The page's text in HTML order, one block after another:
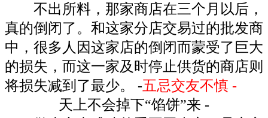
不出所料，那家商店在三个月以后，
真的倒闭了。和这家分店交易过的批发商
中，很多人因这家店的倒闭而蒙受了巨大
的损失，而这一家及时停止供货的商店则
将损失减到了最少。 -五忌交友不慎 -
天上不会掉下“馅饼”来 -